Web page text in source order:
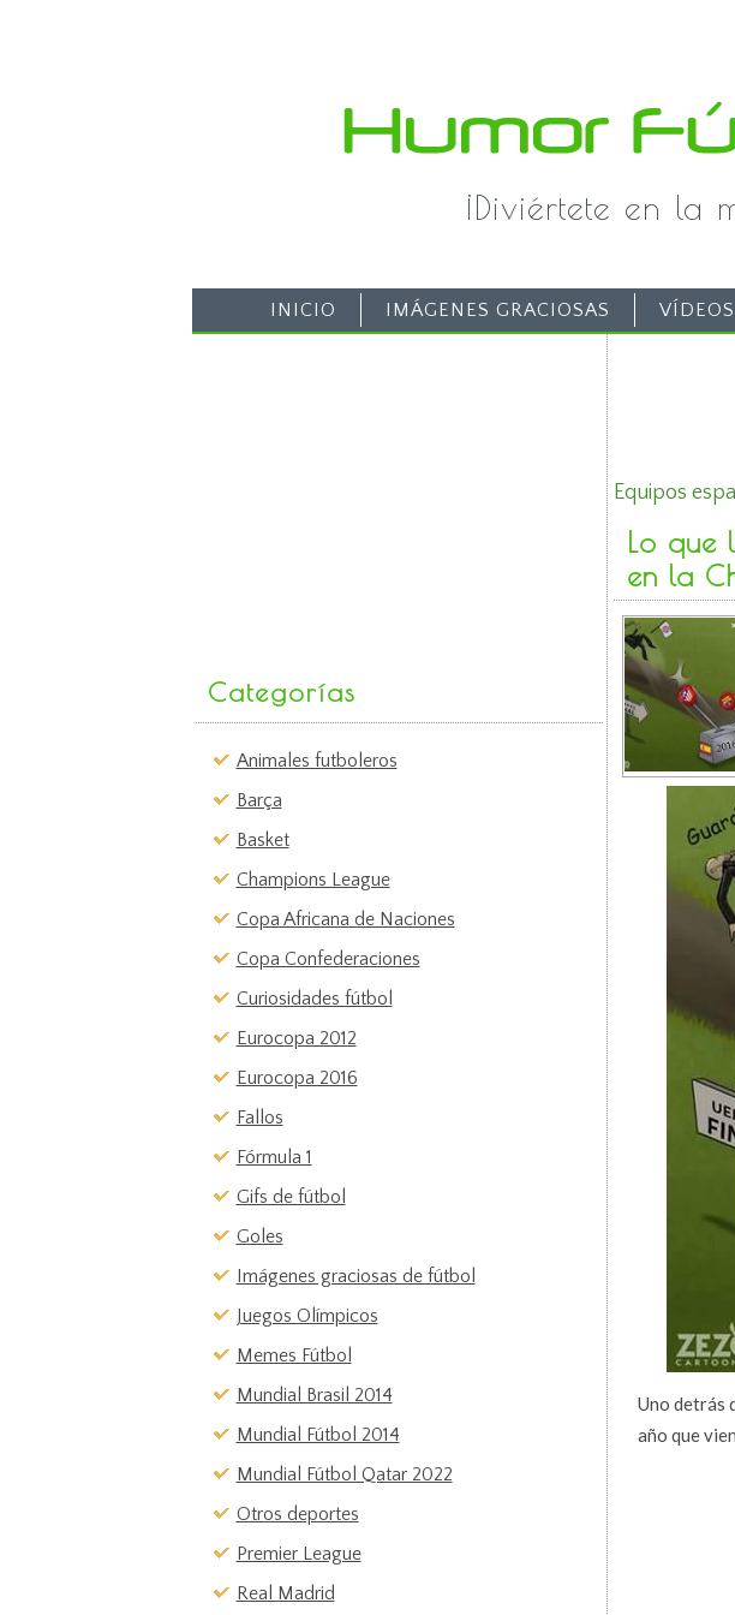
¡Diviértete en la
INICIO IMÁGENES GRACIOSAS
Categorías
Animales futboleros
Barça
Basket
Champions League
Copa Africana de Naciones
Copa Confederaciones
Curiosidades fútbol
Eurocopa 2012
Eurocopa 2016
Fallos
Fórmula 1
Gifs de fútbol
Goles
Imágenes graciosas de fútbol
Juegos Olímpicos
Memes Fútbol
Mundial Brasil 2014
Mundial Fútbol 2014
Mundial Fútbol Qatar 2022
Otros deportes
Premier League
Real Madrid
Equipos
Lo que
en la
Uno detrás
año que